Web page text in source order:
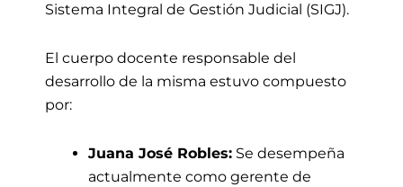
Sistema Integral de Gestión Judicial (SIGJ).
El cuerpo docente responsable del
desarrollo de la misma estuvo compuesto
por:
Juana José Robles: Se desempeña
actualmente como gerente de